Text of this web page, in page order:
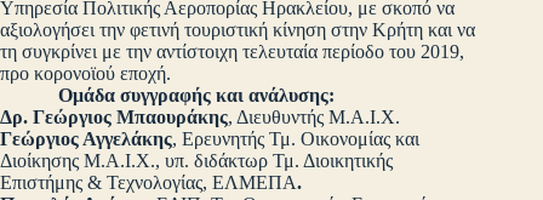
Υπηρεσία Πολιτικής Αεροπορίας Ηρακλείου, με σκοπό να
αξιολογήσει την φετινή τουριστική κίνηση στην Κρήτη και να
τη συγκρίνει με την αντίστοιχη τελευταία περίοδο του 2019,
προ κορονοϊού εποχή.
Ομάδα συγγραφής και ανάλυσης:
Δρ. Γεώργιος Μπαουράκης, Διευθυντής Μ.Α.Ι.Χ.
Γεώργιος Αγγελάκης, Ερευνητής Τμ. Οικονομίας και
Διοίκησης Μ.Α.Ι.Χ., υπ. διδάκτωρ Τμ. Διοικητικής
Επιστήμης & Τεχνολογίας, ΕΛΜΕΠΑ.